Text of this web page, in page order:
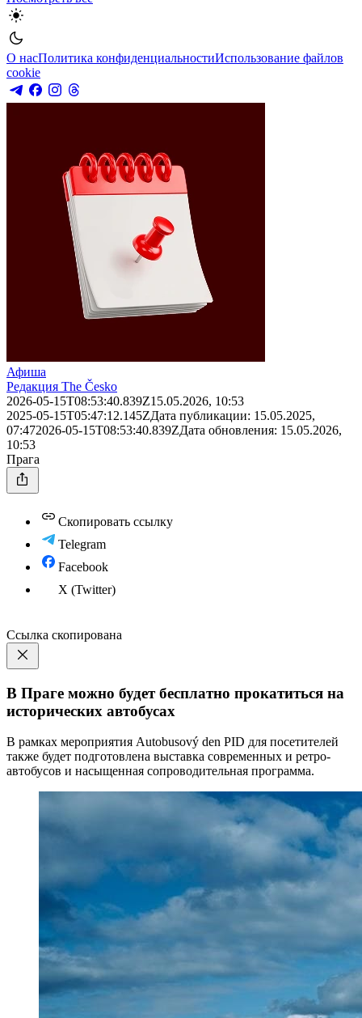
О насПолитика конфиденциальностиИспользование файлов
cookie
Афиша
Редакция The Česko
2026-05-15T08:53:40.839Z15.05.2026, 10:53
2025-05-15T05:47:12.145ZДата публикации: 15.05.2025,
07:472026-05-15T08:53:40.839ZДата обновления: 15.05.2026,
10:53
Прага
Скопировать ссылку
Telegram
Facebook
X (Twitter)
Ссылка скопирована
В Праге можно будет бесплатно прокатиться на
исторических автобусах
В рамках мероприятия Autobusový den PID для посетителей
также будет подготовлена выставка современных и ретро-
автобусов и насыщенная сопроводительная программа.